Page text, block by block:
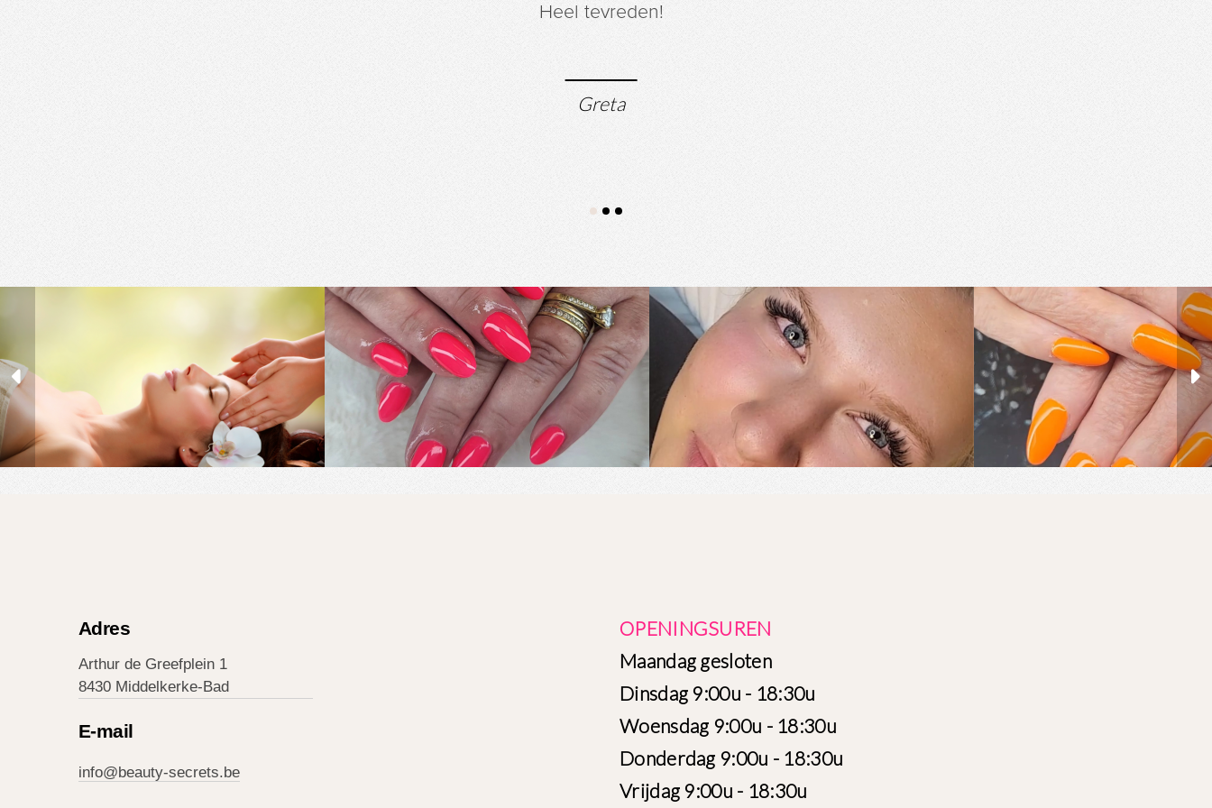
Heel tevreden!
Greta
Adres
Arthur de Greefplein 1
8430 Middelkerke-Bad
E-mail
info@beauty-secrets.be
OPENINGSUREN
Maandag gesloten
Dinsdag 9:00u - 18:30u
Woensdag 9:00u - 18:30u
Donderdag 9:00u - 18:30u
Vrijdag 9:00u - 18:30u